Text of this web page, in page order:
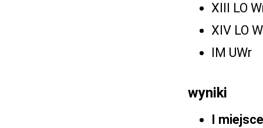
XIII LO
XIV LO
IM UWr
wyniki
I miejsce